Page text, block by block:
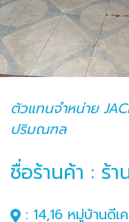
ตัวแทนจำหน่าย
ปริมณฑล
ชื่อร้านค้า : ร้
: 14,16 หมู่บ้านดี